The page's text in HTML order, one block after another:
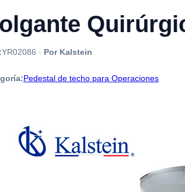
YR02086 · Por Kalstein
Pedestal de techo para Operaciones